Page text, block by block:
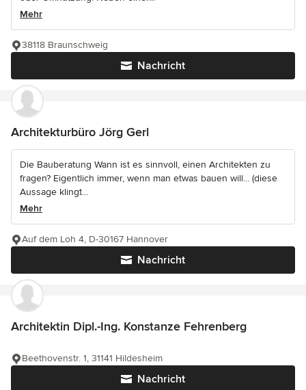
Mehr
Nachricht
38118 Braunschweig
Architekturbüro Jörg Gerl
Die Bauberatung Wann ist es sinnvoll, einen Architekten zu
fragen? Eigentlich immer, wenn man etwas bauen will... (diese
Aussage klingt...
Mehr
Nachricht
Auf dem Loh 4, D-30167 Hannover
Architektin Dipl.-Ing. Konstanze Fehrenberg
Nachricht
Beethovenstr. 1, 31141 Hildesheim